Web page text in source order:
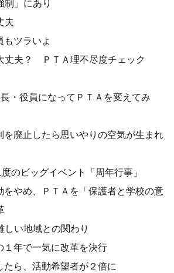
制」にあり
夫
もツラいよ
丈夫？ ＰＴＡ理不尽度チェック
・役員になってＰＴＡを変えてみ
廃止したら思いやりの空気が生まれ
のビッグイベント「周年行事」
やめ、ＰＴＡを「保護者と学校の意
しい地域との関わり
年で一気に改革を決行
ら、活動希望者が２倍に